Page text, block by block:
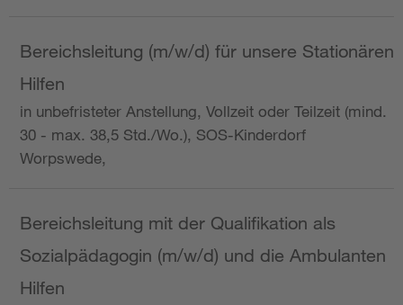
Bereichsleitung (m/w/d) für unsere Stationären
Hilfen
in unbefristeter Anstellung, Vollzeit oder Teilzeit (mind.
30 - max. 38,5 Std./Wo.), SOS-Kinderdorf
Worpswede,
Bereichsleitung mit der Qualifikation als
Sozialpädagogin (m/w/d) und die Ambulanten
Hilfen